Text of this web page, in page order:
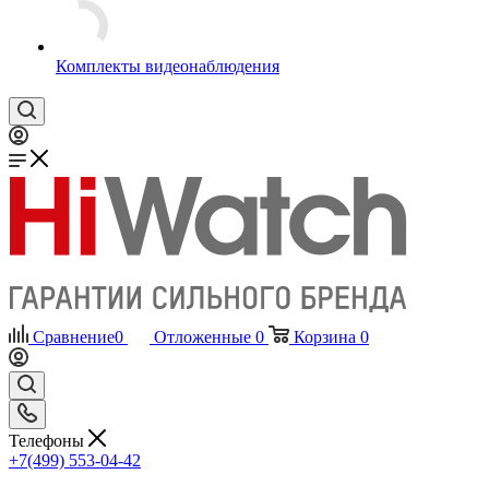
Комплекты видеонаблюдения
Сравнение0 Отложенные 0 Корзина 0
Телефоны
+7(499) 553-04-42